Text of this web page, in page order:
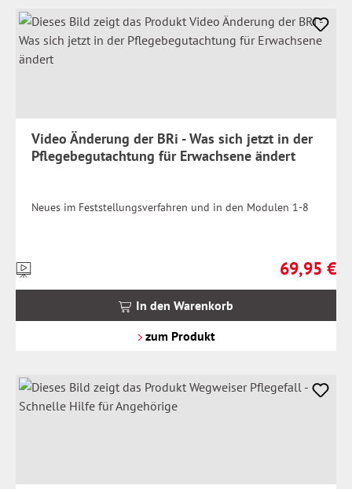
Video Änderung der BRi - Was sich jetzt in der
Pflegebegutachtung für Erwachsene ändert
Neues im Feststellungsverfahren und in den Modulen 1-8
Regulärer
69,95 €
Preise
inkl.
In den Warenkorb
zum Produkt